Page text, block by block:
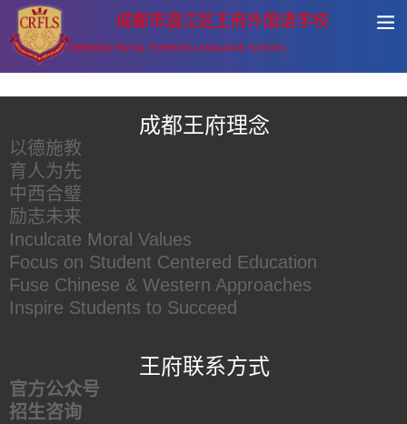
成都市温江区王府外国语学校
CHENGDU ROYAL FOREIGN LANGUAGE SCHOOL
成都王府理念
以德施教
育人为先
中西合璧
励志未来
Inculcate Moral Values
Focus on Student Centered Education
Fuse Chinese & Western Approaches
Inspire Students to Succeed
王府联系方式
官方公众号
招生咨询